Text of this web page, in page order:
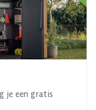
je een gratis